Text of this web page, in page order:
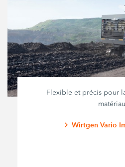
Flexible et précis pour
matériau
Wirtgen Vario